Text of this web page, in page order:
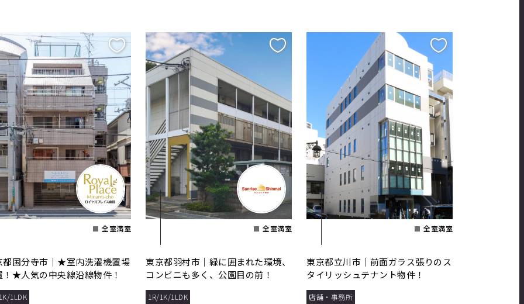
全室満室
都国分寺市｜★室内洗濯機置場
！★人気の中央線沿線物件！
1LDK
全室満室
東京都羽村市｜緑に囲まれた環境、
コンビニも多く、公園目の前！
1R/1K/1LDK
全室満室
東京都立川市｜前面ガラス張りのス
タイリッシュテナント物件！
店舗・事務所